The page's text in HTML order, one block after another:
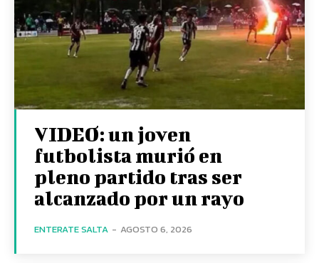
VIDEO: un joven
futbolista murió en
pleno partido tras ser
alcanzado por un rayo
ENTERATE SALTA - AGOSTO 6, 2026